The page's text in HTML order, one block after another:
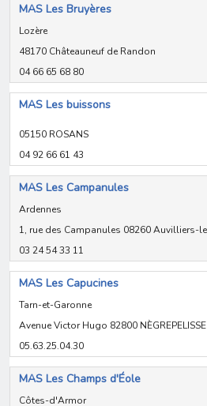
MAS Les Bruyères
Lozère
48170 Châteauneuf de Randon
04 66 65 68 80
MAS Les buissons
05150 ROSANS
04 92 66 61 43
MAS Les Campanules
Ardennes
1, rue des Campanules 08260 Auvilliers-
03 24 54 33 11
MAS Les Capucines
Tarn-et-Garonne
Avenue Victor Hugo 82800 NÈGREPELISSE
05.63.25.04.30
MAS Les Champs d'Éole
Côtes-d'Armor